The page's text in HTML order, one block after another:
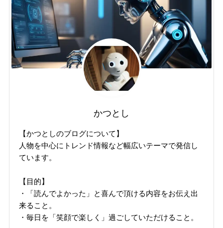
かつとし
【かつとしのブログについて】
人物を中心にトレンド情報など幅広いテーマで発信し
ています。
【目的】
・「読んでよかった」と喜んで頂ける内容をお伝え出
来ること。
・毎日を「笑顔で楽しく」過ごしていただけること。